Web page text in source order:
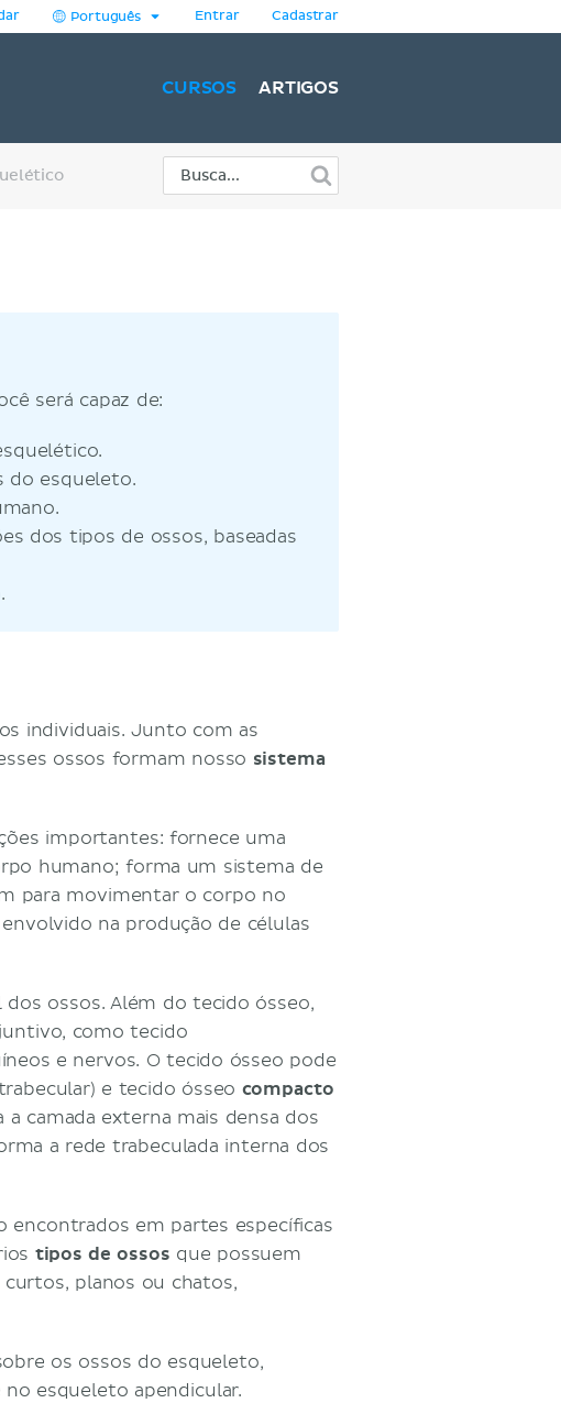
Português Entrar Cadastrar
CURSOS ARTIGOS
será capaz de:
do esqueleto.
dos tipos de ossos, baseadas
individuais. Junto com as
ossos formam nosso sistema
importantes: fornece uma
humano; forma um sistema de
para movimentar o corpo no
na produção de células
ossos. Além do tecido ósseo,
como tecido
e nervos. O tecido ósseo pode
e tecido ósseo compacto
camada externa mais densa dos
a rede trabeculada interna dos
encontrados em partes específicas
tipos de ossos que possuem
planos ou chatos,
os ossos do esqueleto,
esqueleto apendicular.